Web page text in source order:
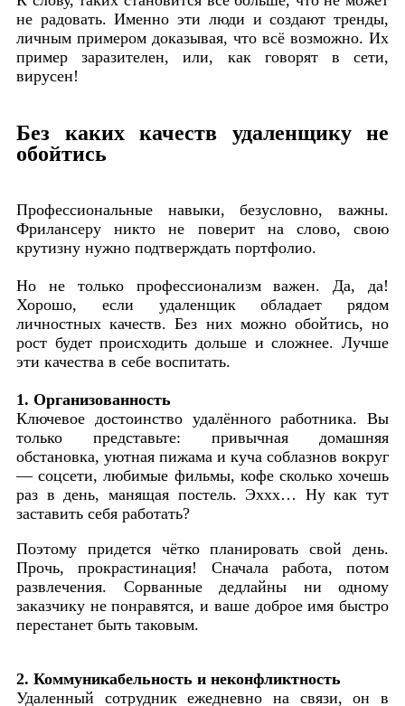
не радовать. Именно эти люди и создают тренды,
личным примером доказывая, что всё возможно. Их
пример заразителен, или, как говорят в сети,
вирусен!
Без каких качеств удаленщику не
обойтись
Профессиональные навыки, безусловно, важны.
Фрилансеру никто не поверит на слово, свою
крутизну нужно подтверждать портфолио.
Но не только профессионализм важен. Да, да!
Хорошо, если удаленщик обладает рядом
личностных качеств. Без них можно обойтись, но
рост будет происходить дольше и сложнее. Лучше
эти качества в себе воспитать.
1. Организованность
Ключевое достоинство удалённого работника. Вы
только представьте: привычная домашняя
обстановка, уютная пижама и куча соблазнов вокруг
— соцсети, любимые фильмы, кофе сколько хочешь
раз в день, манящая постель. Эххх… Ну как тут
заставить себя работать?
Поэтому придется чётко планировать свой день.
Прочь, прокрастинация! Сначала работа, потом
развлечения. Сорванные дедлайны ни одному
заказчику не понравятся, и ваше доброе имя быстро
перестанет быть таковым.
2. Коммуникабельность и неконфликтность
Удаленный сотрудник ежедневно на связи, он в